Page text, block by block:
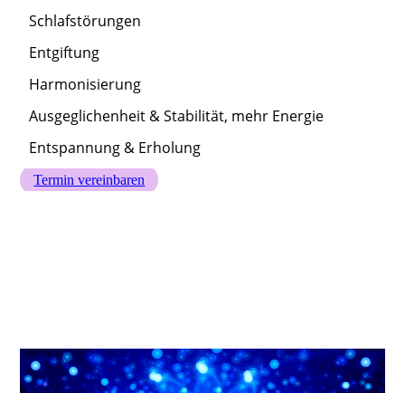
Schlafstörungen
Entgiftung
Harmonisierung
Ausgeglichenheit & Stabilität, mehr Energie
Entspannung & Erholung
Termin vereinbaren